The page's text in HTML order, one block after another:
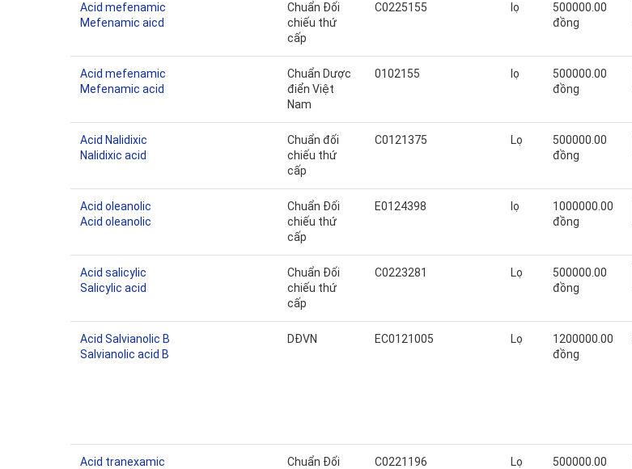
Acid mefenamic
Mefenamic aicd
Chuẩn Đối
chiếu thứ
cấp
C0225155 lọ
500000.00
đồng
Acid mefenamic
Mefenamic acid
Chuẩn Dược
điển Việt
Nam
0102155 lọ
500000.00
đồng
Acid Nalidixic
Nalidixic acid
Chuẩn đối
chiếu thứ
cấp
C0121375 Lọ
500000.00
đồng
Acid oleanolic
Acid oleanolic
Chuẩn Đối
chiếu thứ
cấp
E0124398 lọ
1000000.00
đồng
Acid salicylic
Salicylic acid
Chuẩn Đối
chiếu thứ
cấp
C0223281 Lọ
500000.00
đồng
Acid Salvianolic B
Salvianolic acid B
DĐVN EC0121005 Lọ
1200000.00
đồng
Acid tranexamic
Chuẩn Đối
C0221196 Lọ
500000.00